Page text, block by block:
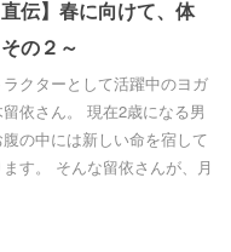
伝】春に向けて、体
の２～
クターとして活躍中のヨガ
依さん。 現在2歳になる男
の中には新しい命を宿して
す。 そんな留依さんが、月